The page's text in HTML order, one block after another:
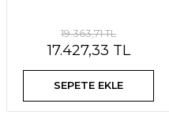
19.363,71 TL
17.427,33 TL
SEPETE EKLE